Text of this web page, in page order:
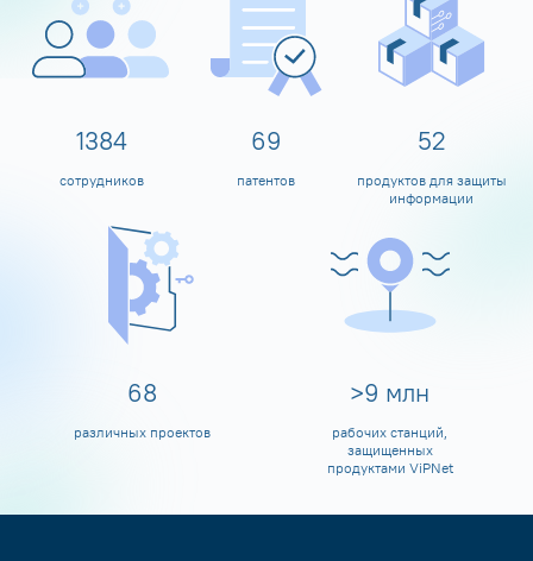
1594
сотрудников
80
патентов
60
продуктов для защиты
информации
79
различных проектов
>10 млн
рабочих станций,
защищенных
продуктами ViPNet